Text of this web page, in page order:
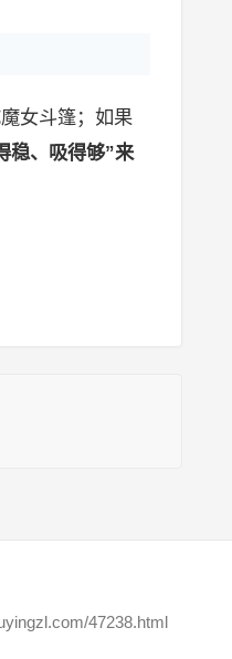
女斗篷；如果
稳、吸得够”来
47238.html